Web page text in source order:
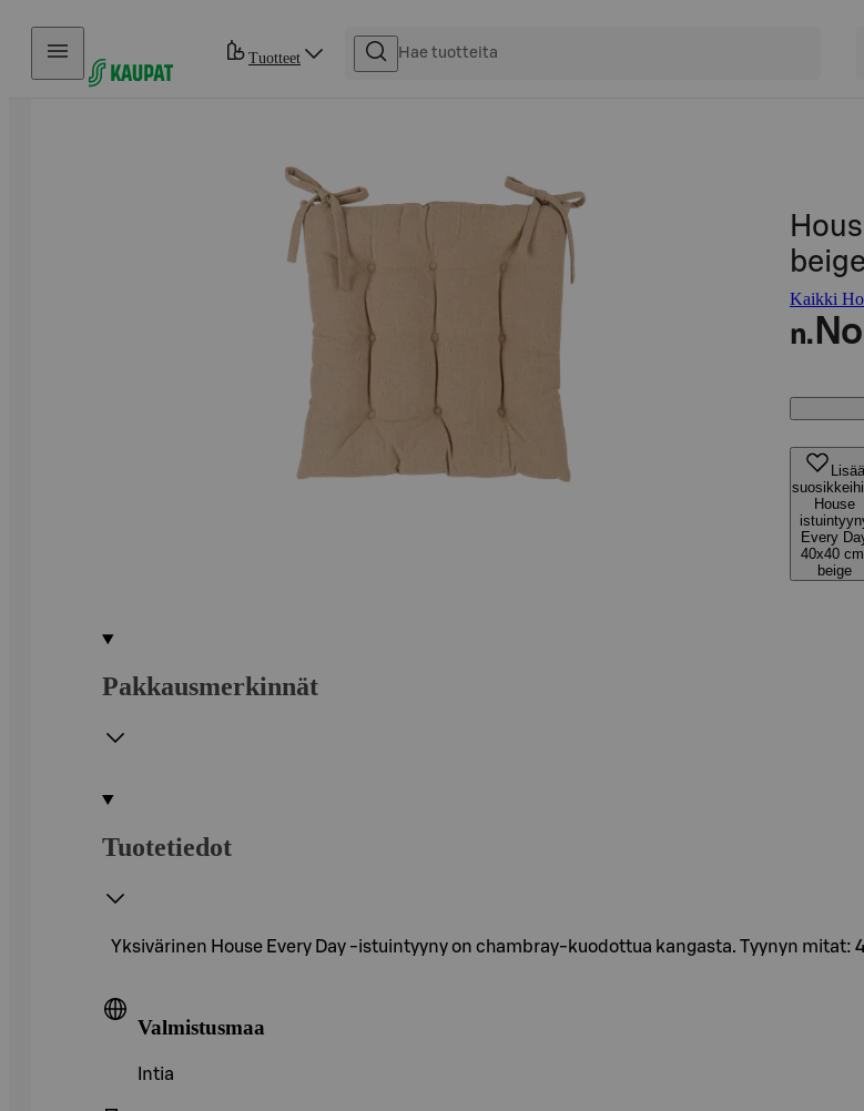
Hyppää sisältöön
Tuotteet
beige
Kaikki
n.
Lisää
House
Every
40x40
beige
Pakkausmerkinnät
Tuotetiedot
Yksivärinen House Every Day -istuintyyny on chambray-kuodottua kangasta. Tyynyn mitat:
Valmistusmaa
Intia